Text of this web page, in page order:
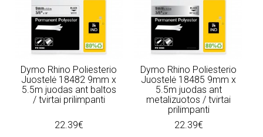
Dymo Rhino Poliesterio
Juostelė 18482 9mm x
5.5m juodas ant baltos
/ tvirtai prilimpanti
22.39€
Dymo Rhino Poliesterio
Juostelė 18485 9mm x
5.5m juodas ant
metalizuotos / tvirtai
prilimpanti
22.39€